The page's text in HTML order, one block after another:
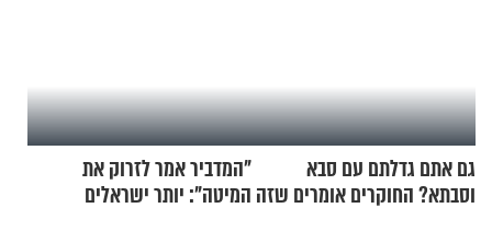
גם אתם גדלתם עם סבא
וסבתא? החוקרים אומרים שזה
"המדביר אמר לזרוק את
המיטה": יותר ישראלים